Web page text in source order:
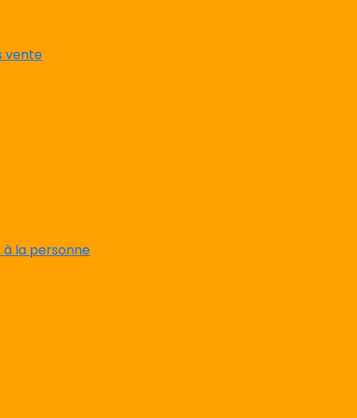
vente
à la personne